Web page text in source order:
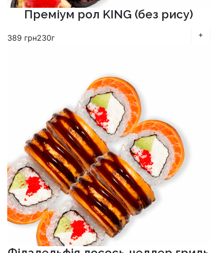
Преміум рол KING (без рису)
389 грн230г +